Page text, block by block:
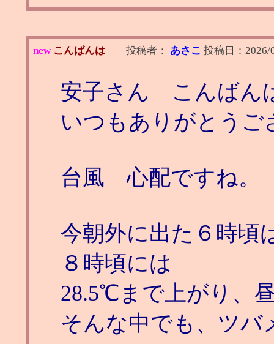
new こんばんは 投稿者： あさこ 投稿日： 2026/
安子さん こんばん
いつもありがとうご
台風 心配ですね。
今朝外に出た６時頃
８時頃には
28.5℃まで上がり、
そんな中でも、ツバ